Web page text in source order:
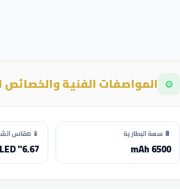
⚙️ المواصفات الفنية
🔋 سعة البطارية
6500 mAh
📱 مقاس
6.67" AMOLED